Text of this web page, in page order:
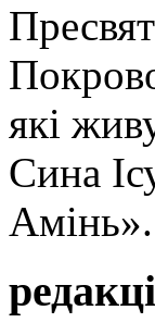
які
Сина
Амінь».